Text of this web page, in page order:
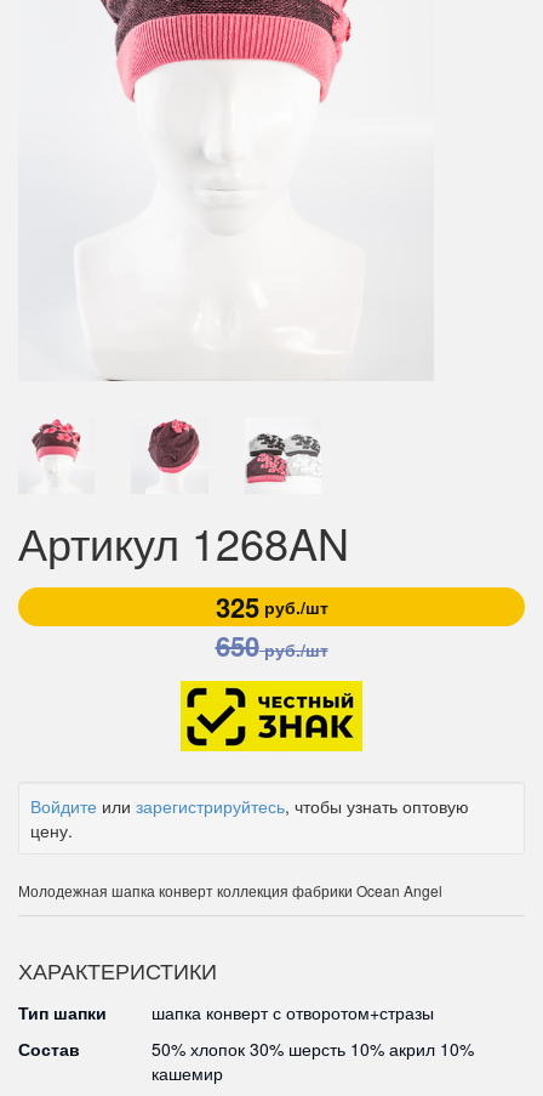
Артикул 1268AN
325руб./шт
650руб./шт
Войдите или зарегистрируйтесь, чтобы узнать оптовую
цену.
Молодежная шапка конверт коллекция фабрики Ocean Angel
ХАРАКТЕРИСТИКИ
Тип шапки
шапка конверт с отворотом+стразы
Состав
50% хлопок 30% шерсть 10% акрил 10%
кашемир